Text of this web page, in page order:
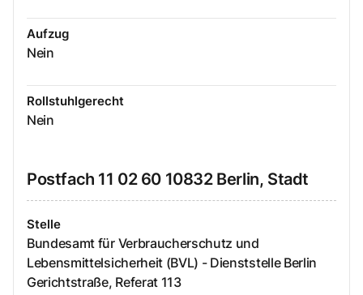
Aufzug
Nein
Rollstuhlgerecht
Nein
Postfach 11 02 60 10832 Berlin, Stadt
Stelle
Bundesamt für Verbraucherschutz und
Lebensmittelsicherheit (BVL) - Dienststelle Berlin
Gerichtstraße, Referat 113